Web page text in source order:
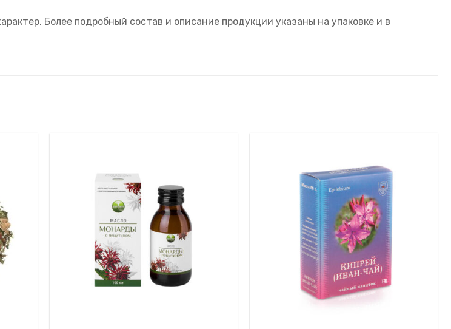
Более подробный состав и описание продукции указаны на упаковке и в